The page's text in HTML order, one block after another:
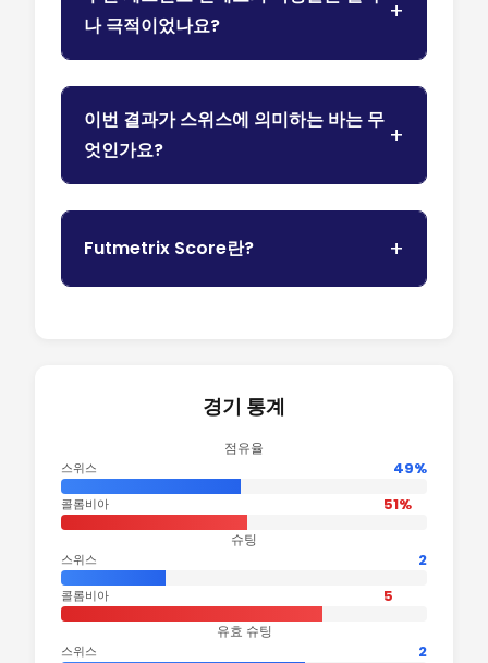
나 극적이었나요?
이번 결과가 스위스에 의미하는 바는 무
엇인가요?
Futmetrix Score란?
경기 통계
점유율
스위스 49%
콜롬비아 51%
슈팅
스위스 2
콜롬비아 5
유효 슈팅
스위스 2